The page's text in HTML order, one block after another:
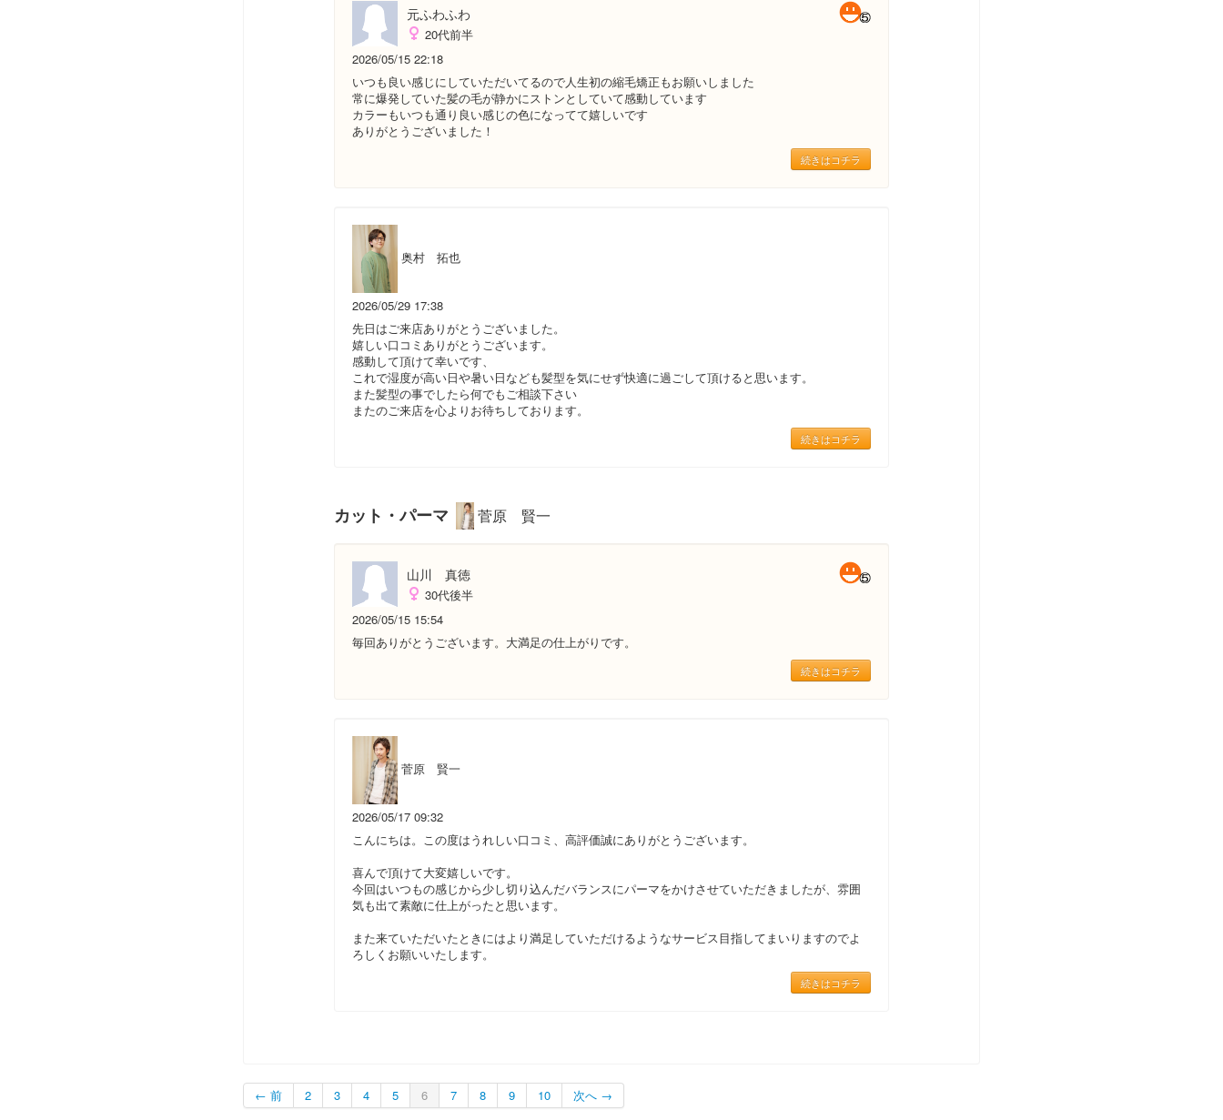
元ふわふわ
20代前半
2026/05/15 22:18
いつも良い感じにしていただいてるので人生初の縮毛矯正もお願いしました
常に爆発していた髪の毛が静かにストンとしていて感動しています
カラーもいつも通り良い感じの色になってて嬉しいです
ありがとうございました！
続きはコチラ
奥村 拓也
2026/05/29 17:38
先日はご来店ありがとうございました。
嬉しい口コミありがとうございます。
感動して頂けて幸いです、
これで湿度が高い日や暑い日なども髪型を気にせず快適に過ごして頂けると思います。
また髪型の事でしたら何でもご相談下さい
またのご来店を心よりお待ちしております。
続きはコチラ
カット・パーマ 菅原 賢一
山川 真徳
30代後半
2026/05/15 15:54
毎回ありがとうございます。大満足の仕上がりです。
続きはコチラ
菅原 賢一
2026/05/17 09:32
こんにちは。この度はうれしい口コミ、高評価誠にありがとうございます。
喜んで頂けて大変嬉しいです。
今回はいつもの感じから少し切り込んだバランスにパーマをかけさせていただきましたが、雰囲
気も出て素敵に仕上がったと思います。
また来ていただいたときにはより満足していただけるようなサービス目指してまいりますのでよ
ろしくお願いいたします。
続きはコチラ
← 前 2 3 4 5 6 7 8 9 10 次へ →